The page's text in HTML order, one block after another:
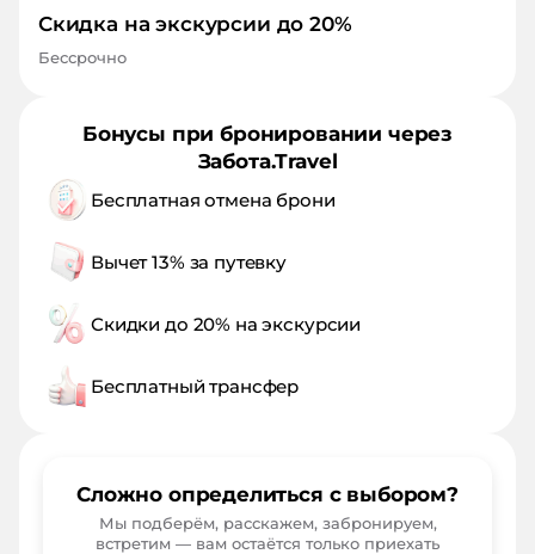
Скидка на экскурсии до 20%
Бессрочно
Бонусы при бронировании через
Забота.Travel
Бесплатная отмена брони
Вычет 13% за путевку
Скидки до 20% на экскурсии
Бесплатный трансфер
Сложно определиться с выбором?
Мы подберём, расскажем, забронируем,
встретим — вам остаётся только приехать